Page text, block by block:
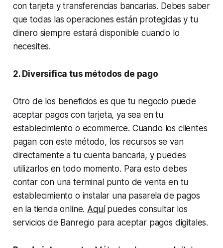
con tarjeta y transferencias bancarias. Debes saber
que todas las operaciones están protegidas y tu
dinero siempre estará disponible cuando lo
necesites.
2. Diversifica tus métodos de pago
Otro de los beneficios es que tu negocio puede
aceptar pagos con tarjeta, ya sea en tu
establecimiento o ecommerce. Cuando los clientes
pagan con este método, los recursos se van
directamente a tu cuenta bancaria, y puedes
utilizarlos en todo momento. Para esto debes
contar con una terminal punto de venta en tu
establecimiento o instalar una pasarela de pagos
en la tienda online. Aquípuedes consultar los
servicios de Banregio para aceptar pagos digitales.